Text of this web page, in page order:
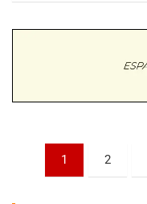
Paginación
1 2
Ramiro Tot (Asfalto)
Ciudad de Trenque Lauquen
Villaguay (Entre Ríos)